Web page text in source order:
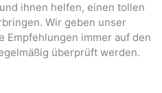
ihnen helfen, einen tollen
Wir geben unser
Empfehlungen immer auf den
überprüft werden.